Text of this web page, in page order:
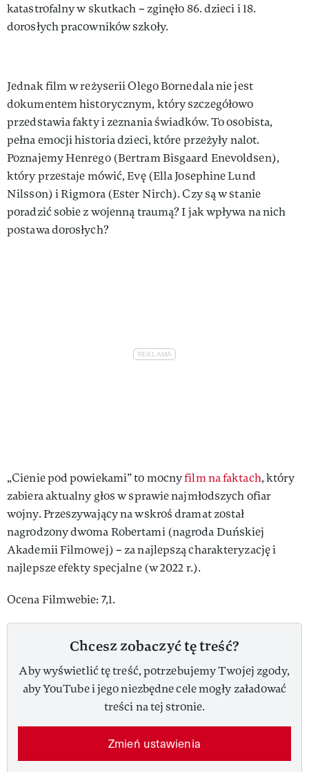
katastrofalny w skutkach – zginęło 86. dzieci i 18.
dorosłych pracowników szkoły.
Jednak film w reżyserii Olego Bornedala nie jest
dokumentem historycznym, który szczegółowo
przedstawia fakty i zeznania świadków. To osobista,
pełna emocji historia dzieci, które przeżyły nalot.
Poznajemy Henrego (Bertram Bisgaard Enevoldsen),
który przestaje mówić, Evę (Ella Josephine Lund
Nilsson) i Rigmora (Ester Nirch). Czy są w stanie
poradzić sobie z wojenną traumą? I jak wpływa na nich
postawa dorosłych?
„Cienie pod powiekami” to mocnyfilm na faktach, który
zabiera aktualny głos w sprawie najmłodszych ofiar
wojny. Przeszywający na wskroś dramat został
nagrodzony dwoma Robertami (nagroda Duńskiej
Akademii Filmowej) – za najlepszą charakteryzację i
najlepsze efekty specjalne (w 2022 r.).
Ocena Filmwebie: 7,1.
Chcesz zobaczyć tę treść?
Aby wyświetlić tę treść, potrzebujemy Twojej zgody,
aby YouTube i jego niezbędne cele mogły załadować
treści na tej stronie.
Zmień ustawienia